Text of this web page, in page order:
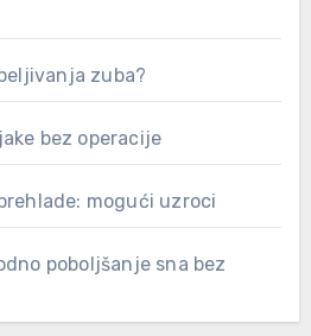
zuba?
bez operacije
mogući uzroci
poboljšanje sna bez